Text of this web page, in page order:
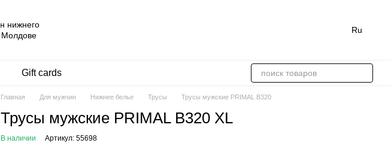
Ru
Gift cards
Главная Для мужчин Нижнее белье Трусы Трусы мужские PRIMAL B320
Трусы мужские PRIMAL B320 XL
В наличии Артикул: 55698